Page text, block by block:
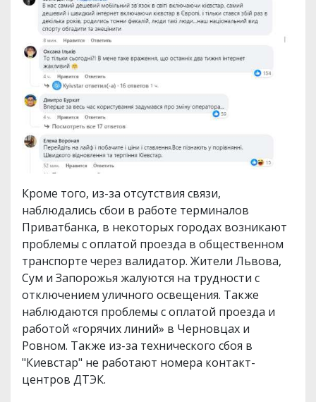
Кроме того, из-за отсутствия связи,
наблюдались сбои в работе терминалов
Приватбанка, в некоторых городах возникают
проблемы с оплатой проезда в общественном
транспорте через валидатор. Жители Львова,
Сум и Запорожья жалуются на трудности с
отключением уличного освещения. Также
наблюдаются проблемы с оплатой проезда и
работой «горячих линий» в Черновцах и
Ровном. Также из-за технического сбоя в
"Киевстар" не работают номера контакт-
центров ДТЭК.